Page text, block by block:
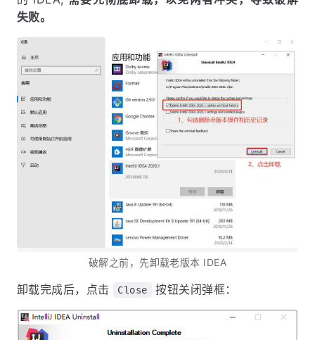
失败。
破解之前，先卸载老版本 IDEA
卸载完成后，点击 Close 按钮关闭弹框：